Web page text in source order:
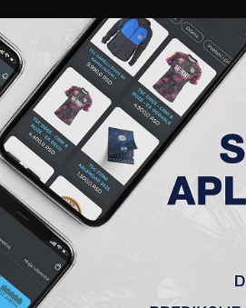
AKREDITACIJE KLUB AKADEMIJA